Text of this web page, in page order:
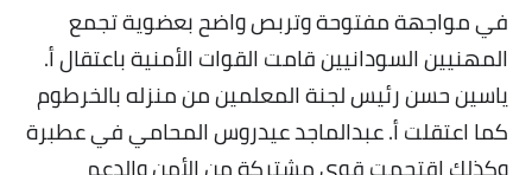
مواضيع عامة
في مواجهة مفتوحة وتربص واضح بعضوية تجمع
المهنيين السودانيين قامت القوات الأمنية باعتقال أ.
ياسين حسن رئيس لجنة المعلمين من منزله بالخرطوم
كما اعتقلت أ. عبدالماجد عيدروس المحامي في عطبرة